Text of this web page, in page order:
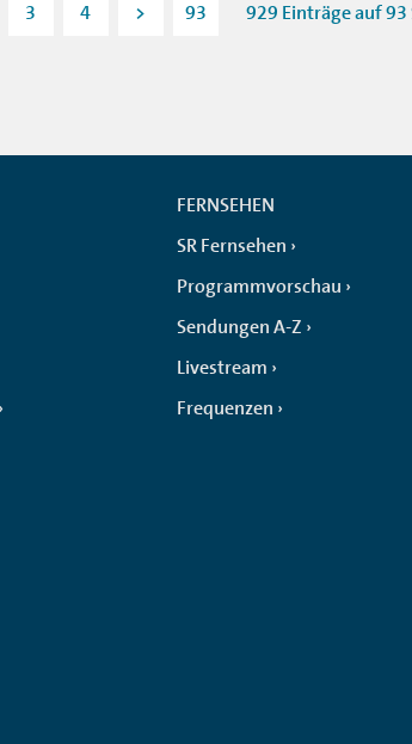
3 4 > 93 929 Einträge auf 93
FERNSEHEN
SR Fernsehen
Programmvorschau
Sendungen A-Z
Livestream
Frequenzen